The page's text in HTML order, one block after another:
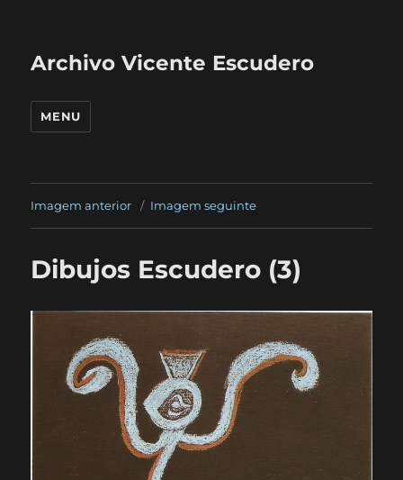
Archivo Vicente Escudero
MENU
Imagem anterior Imagem seguinte
Dibujos Escudero (3)